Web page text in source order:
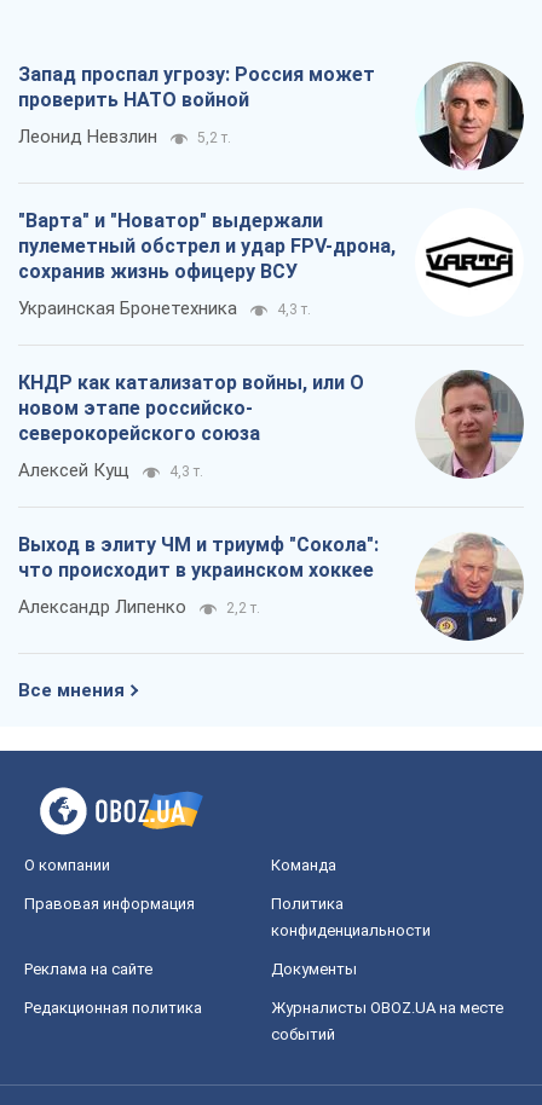
Запад проспал угрозу: Россия может
проверить НАТО войной
Леонид Невзлин 5,2 т.
"Варта" и "Новатор" выдержали
пулеметный обстрел и удар FPV-дрона,
сохранив жизнь офицеру ВСУ
Украинская Бронетехника 4,3 т.
КНДР как катализатор войны, или О
новом этапе российско-
северокорейского союза
Алексей Кущ 4,3 т.
Выход в элиту ЧМ и триумф "Сокола":
что происходит в украинском хоккее
Александр Липенко 2,2 т.
Все мнения
О компании Команда
Правовая информация
Политика
конфиденциальности
Реклама на сайте Документы
Редакционная политика
Журналисты OBOZ.UA на месте
событий